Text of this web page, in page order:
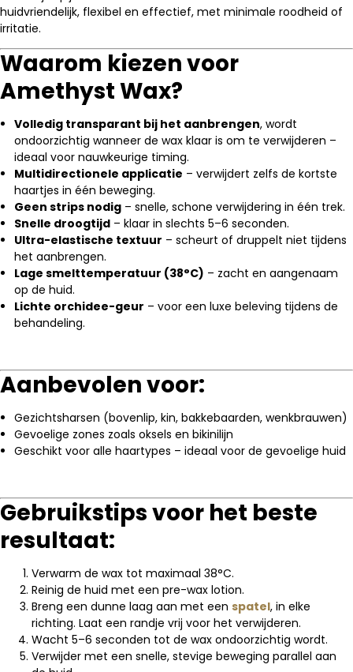
huidvriendelijk, flexibel en effectief, met minimale roodheid of
irritatie.
Waarom kiezen voor
Amethyst Wax?
Volledig transparant bij het aanbrengen, wordt
ondoorzichtig wanneer de wax klaar is om te verwijderen –
ideaal voor nauwkeurige timing.
Multidirectionele applicatie – verwijdert zelfs de kortste
haartjes in één beweging.
Geen strips nodig – snelle, schone verwijdering in één trek.
Snelle droogtijd – klaar in slechts 5–6 seconden.
Ultra-elastische textuur – scheurt of druppelt niet tijdens
het aanbrengen.
Lage smelttemperatuur (38°C) – zacht en aangenaam
op de huid.
Lichte orchidee-geur – voor een luxe beleving tijdens de
behandeling.
Aanbevolen voor:
Gezichtsharsen (bovenlip, kin, bakkebaarden, wenkbrauwen)
Gevoelige zones zoals oksels en bikinilijn
Geschikt voor alle haartypes – ideaal voor de gevoelige huid
Gebruikstips voor het beste
resultaat:
Verwarm de wax tot maximaal 38°C.
Reinig de huid met een pre-wax lotion.
Breng een dunne laag aan met een spatel, in elke
richting. Laat een randje vrij voor het verwijderen.
Wacht 5–6 seconden tot de wax ondoorzichtig wordt.
Verwijder met een snelle, stevige beweging parallel aan